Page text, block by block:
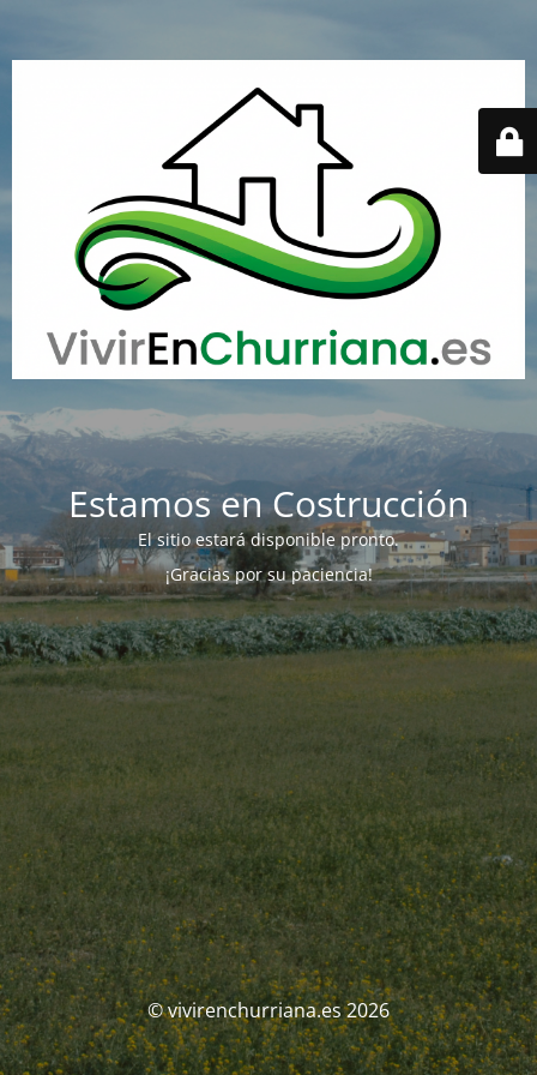
Estamos en Costrucción
El sitio estará disponible pronto.
¡Gracias por su paciencia!
© vivirenchurriana.es 2026